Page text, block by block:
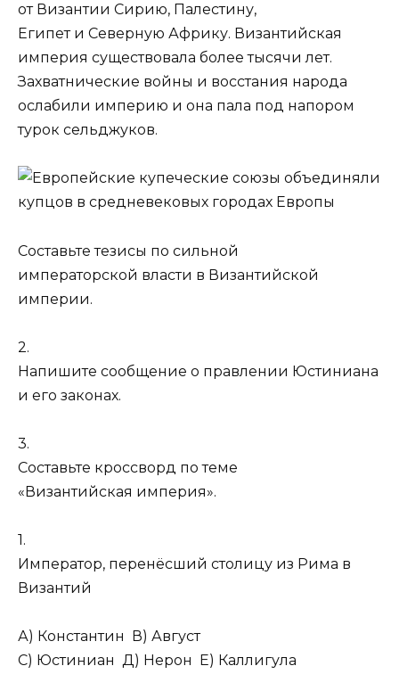
от Византии Сирию, Палестину,
Египет и Северную Африку. Византийская
империя существовала более тысячи лет.
Захватнические войны и восстания народа
ослабили империю и она пала под напором
турок сельджуков.
Составьте тезисы по сильной
императорской власти в Византийской
империи.
2.
Напишите сообщение о правлении Юстиниана
и его законах.
3.
Составьте кроссворд по теме
«Византийская империя».
1.
Император, перенёсший столицу из Рима в
Византий
А) Константин В) Август
С) Юстиниан Д) Нерон Е) Каллигула